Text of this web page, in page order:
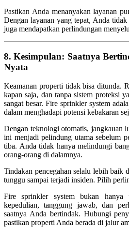
Pastikan Anda menanyakan layanan
Dengan layanan yang tepat, Anda
juga mendapatkan perlindungan
8. Kesimpulan: Saatnya
Nyata
Keamanan properti tidak bisa ditunda.
kapan saja, dan tanpa sistem proteksi
sangat besar. Fire sprinkler system
dalam menghadapi potensi kebakaran
Dengan teknologi otomatis, jangkauan
ini menjadi pelindung utama sebelum
tiba. Anda tidak hanya melindungi
orang-orang di dalamnya.
Tindakan pencegahan selalu lebih baik
tunggu sampai terjadi insiden. Pilih
Fire sprinkler system bukan hanya
kepedulian, tanggung jawab, dan
saatnya Anda bertindak. Hubungi
pastikan properti Anda berada di jalur